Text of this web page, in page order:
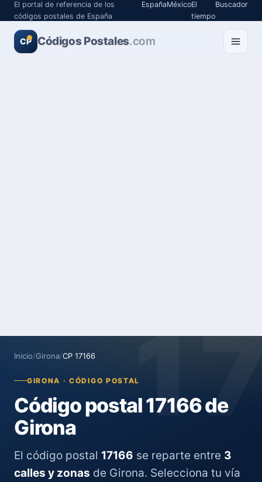
El portal de referencia de los
códigos postales de España
EspañaMéxicoEl
tiempo
Buscador
CP Códigos Postales.com
Inicio/Girona/CP 17166
GIRONA · CÓDIGO POSTAL
Código postal 17166 de
Girona
El código postal 17166 se reparte entre 3
calles y zonas de Girona. Selecciona tu vía